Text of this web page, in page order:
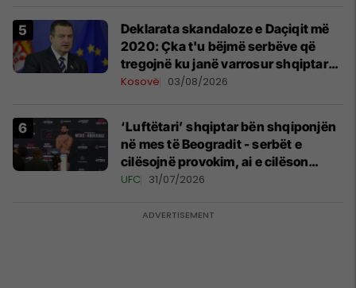
​Deklarata skandaloze e Daçiqit më
2020: Çka t'u bëjmë serbëve që
tregojnë ku janë varrosur shqiptarët
në Serbi
Kosovë 03/08/2026
‘Luftëtari’ shqiptar bën shqiponjën
në mes të Beogradit - serbët e
cilësojnë provokim, ai e cilëson
simbol të identitetit
UFC 31/07/2026